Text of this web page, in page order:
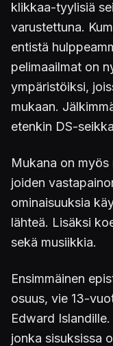
klikkaa-tyylisiä
varustettuna.
entistä
pelimaailmat on
ympäristöiksi,
mukaan.
etenkin DS-
Mukana on
joiden
ominaisuuksia
lähteä. Lisäksi
sekä musiikkia.
Ensimmäinen
osuus, vie 13-
Edward
jonka sisuksissa